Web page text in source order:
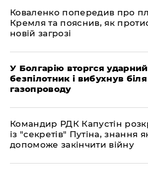
Коваленко попередив про
Кремля та пояснив, як
новій загрозі
У Болгарію вторгся ударний
безпілотник і вибухнув біля
газопроводу
Командир РДК Капустін
із "секретів" Путіна, знання
допоможе закінчити війну